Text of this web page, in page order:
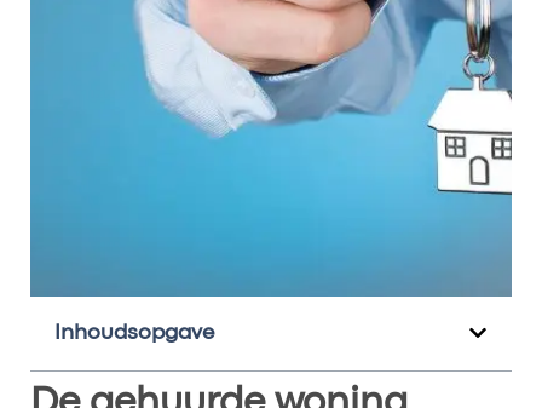
Inhoudsopgave